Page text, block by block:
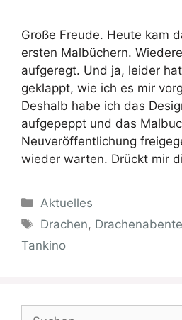
Große Freude. Heute kam
ersten Malbüchern.
aufgeregt. Und ja, leider
geklappt, wie ich es mir
Deshalb habe ich das
aufgepeppt und das
Neuveröffentlichung
wieder warten. Drückt mir
Kategorien
Aktuelles
Schlagwörter
Drachen,
Tankino